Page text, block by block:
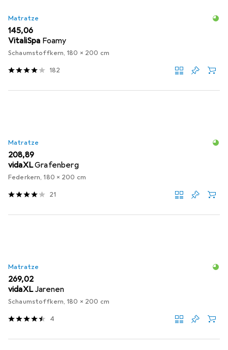
Matratze
EUR
145,06
VitaliSpa Foamy
Schaumstoffkern, 180 x 200 cm
182
Matratze
EUR
208,89
vidaXLGrafenberg
Federkern, 180 x 200 cm
21
Matratze
EUR
269,02
vidaXL Jarenen
Schaumstoffkern, 180 x 200 cm
4